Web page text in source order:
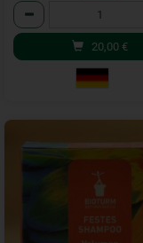
Anzahl
20,00 €